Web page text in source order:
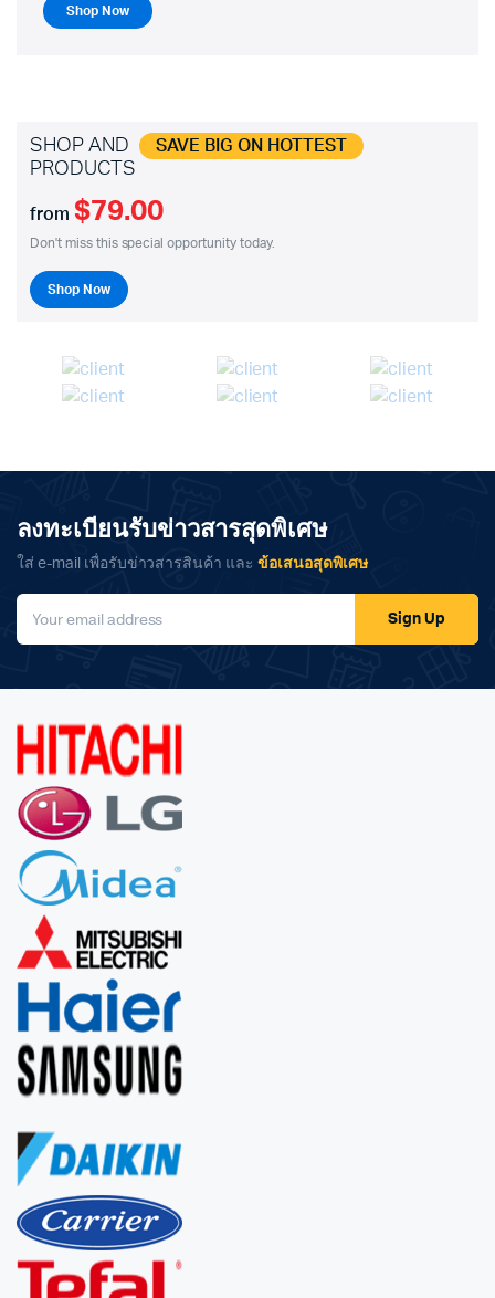
Shop Now
SHOP AND SAVE BIG ON HOTTEST
PRODUCTS
from $79.00
Don't miss this special opportunity today.
Shop Now
ลงทะเบียนรับข่าวสารสุดพิเศษ
ใส่ e-mail เพื่อรับข่าวสารสินค้า และข้อเสนอสุดพิเศษ
Sign Up